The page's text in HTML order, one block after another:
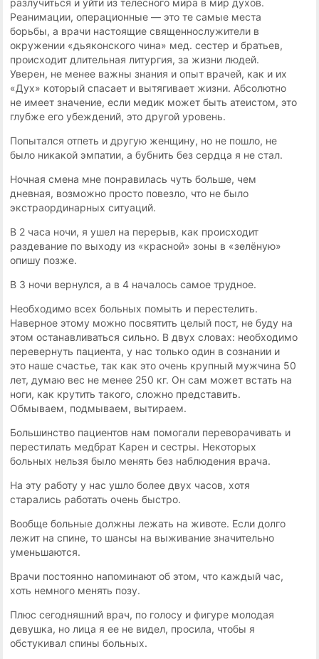
разлучиться и уйти из телесного мира в мир духов.
Реанимации, операционные — это те самые места
борьбы, а врачи настоящие священнослужители в
окружении «дьяконского чина» мед. сестер и братьев,
происходит длительная литургия, за жизни людей.
Уверен, не менее важны знания и опыт врачей, как и их
«Дух» который спасает и вытягивает жизни. Абсолютно
не имеет значение, если медик может быть атеистом, это
глубже его убеждений, это другой уровень.
Попытался отпеть и другую женщину, но не пошло, не
было никакой эмпатии, а бубнить без сердца я не стал.
Ночная смена мне понравилась чуть больше, чем
дневная, возможно просто повезло, что не было
экстраординарных ситуаций.
В 2 часа ночи, я ушел на перерыв, как происходит
раздевание по выходу из «красной» зоны в «зелёную»
опишу позже.
В 3 ночи вернулся, а в 4 началось самое трудное.
Необходимо всех больных помыть и перестелить.
Наверное этому можно посвятить целый пост, не буду на
этом останавливаться сильно. В двух словах: необходимо
перевернуть пациента, у нас только один в сознании и
это наше счастье, так как это очень крупный мужчина 50
лет, думаю вес не менее 250 кг. Он сам может встать на
ноги, как крутить такого, сложно представить.
Обмываем, подмываем, вытираем.
Большинство пациентов нам помогали переворачивать и
перестилать медбрат Карен и сестры. Некоторых
больных нельзя было менять без наблюдения врача.
На эту работу у нас ушло более двух часов, хотя
старались работать очень быстро.
Вообще больные должны лежать на животе. Если долго
лежит на спине, то шансы на выживание значительно
уменьшаются.
Врачи постоянно напоминают об этом, что каждый час,
хоть немного менять позу.
Плюс сегодняшний врач, по голосу и фигуре молодая
девушка, но лица я ее не видел, просила, чтобы я
обстукивал спины больных.